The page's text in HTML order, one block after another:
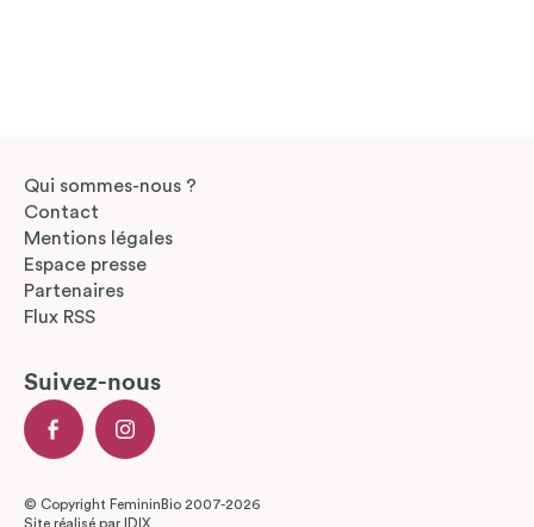
Qui sommes-nous ?
Contact
Mentions légales
Espace presse
Partenaires
Flux RSS
Suivez-nous
© Copyright FemininBio 2007-2026
Site réalisé par
IDIX